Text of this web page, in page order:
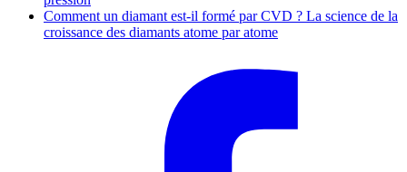
Comment un diamant est-il formé par CVD ? La science de la
croissance des diamants atome par atome